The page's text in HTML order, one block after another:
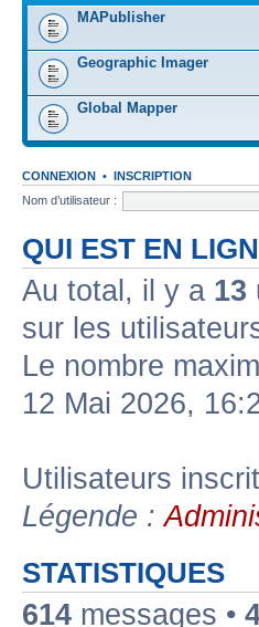
MAPublisher
Geographic Imager
Global Mapper
CONNEXION • INSCRIPTION
Nom d’utilisateur :
QUI EST EN
Au total, il y a 13
sur les
Le nombre
12 Mai 2026,
Utilisateurs
Légende :
STATISTIQUES
614 messages •